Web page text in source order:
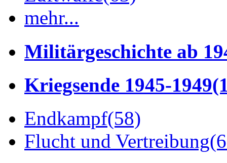
mehr...
Militärgeschichte ab
Kriegsende 1945-1949
Endkampf(58)
Flucht und Vertreibung